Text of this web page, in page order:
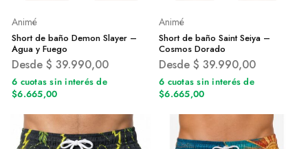
Animé
Short de baño Demon Slayer –
Agua y Fuego
Desde $ 39.990,00
6 cuotas sin interés de
$6.665,00
Animé
Short de baño Saint Seiya –
Cosmos Dorado
Desde $ 39.990,00
6 cuotas sin interés de
$6.665,00